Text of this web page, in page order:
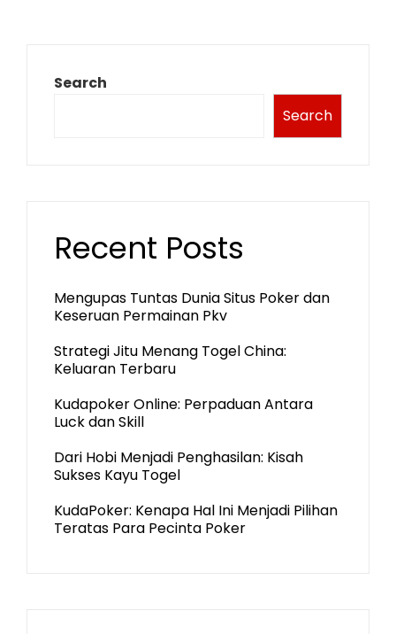
Search
Search
Recent Posts
Mengupas Tuntas Dunia Situs Poker dan
Keseruan Permainan Pkv
Strategi Jitu Menang Togel China:
Keluaran Terbaru
Kudapoker Online: Perpaduan Antara
Luck dan Skill
Dari Hobi Menjadi Penghasilan: Kisah
Sukses Kayu Togel
KudaPoker: Kenapa Hal Ini Menjadi Pilihan
Teratas Para Pecinta Poker